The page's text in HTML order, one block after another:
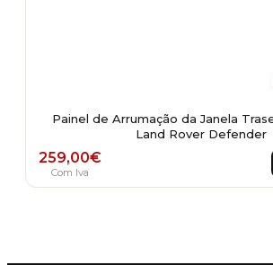
Painel de Arrumação da Janela
Land Rover Defender
259,00€
Com Iva